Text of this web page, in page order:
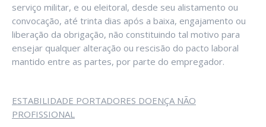
serviço militar, e ou eleitoral, desde seu alistamento ou
convocação, até trinta dias após a baixa, engajamento ou
liberação da obrigação, não constituindo tal motivo para
ensejar qualquer alteração ou rescisão do pacto laboral
mantido entre as partes, por parte do empregador.
ESTABILIDADE PORTADORES DOENÇA NÃO
PROFISSIONAL